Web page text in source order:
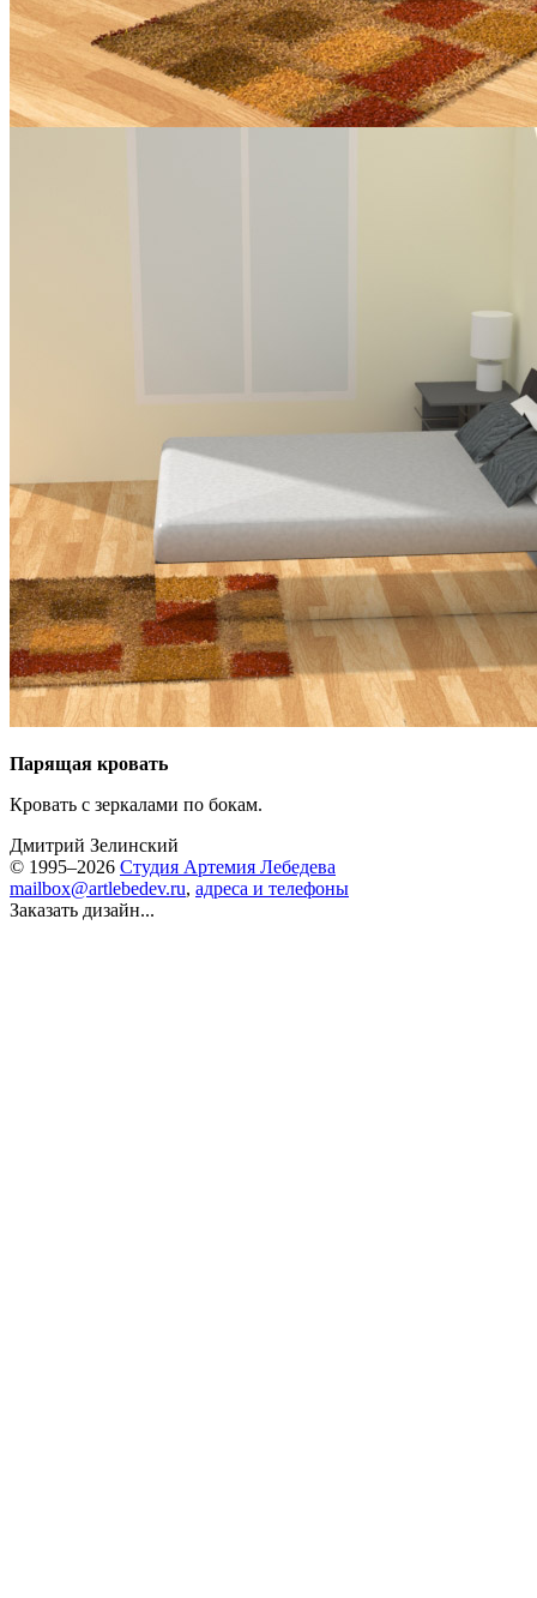
Парящая кровать
Кровать с зеркалами по бокам.
Дмитрий Зелинский
© 1995–2026 Студия Артемия Лебедева
mailbox@artlebedev.ru, адреса и телефоны
Заказать дизайн...